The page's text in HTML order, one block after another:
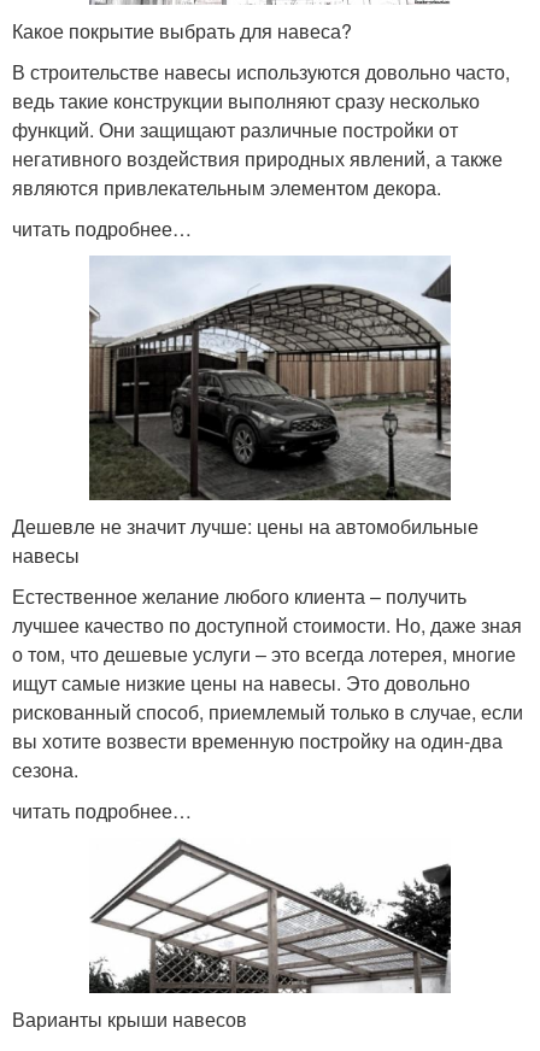
Какое покрытие выбрать для навеса?
В строительстве навесы используются довольно часто,
ведь такие конструкции выполняют сразу несколько
функций. Они защищают различные постройки от
негативного воздействия природных явлений, а также
являются привлекательным элементом декора.
читать подробнее…
Дешевле не значит лучше: цены на автомобильные
навесы
Естественное желание любого клиента – получить
лучшее качество по доступной стоимости. Но, даже зная
о том, что дешевые услуги – это всегда лотерея, многие
ищут самые низкие цены на навесы. Это довольно
рискованный способ, приемлемый только в случае, если
вы хотите возвести временную постройку на один-два
сезона.
читать подробнее…
Варианты крыши навесов